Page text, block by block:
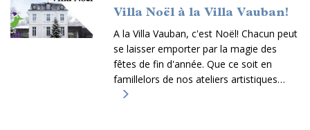
Villa Noël à la Villa Vauban!
A la Villa Vauban, c'est Noël! Chacun peut
se laisser emporter par la magie des
fêtes de fin d'année. Que ce soit en
famillelors de nos ateliers artistiques…